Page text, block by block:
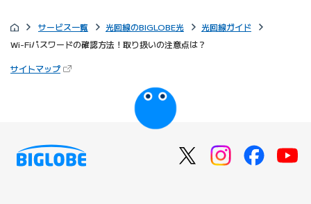
サービス一覧 光回線のBIGLOBE光
光回線ガイド
Wi-Fiパスワードの確認方法！取り扱いの注意点は？
サイトマップ（新しいタブで開きます）
びっぷるのページ